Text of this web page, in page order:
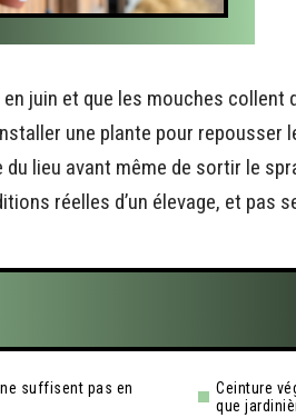
juin et que les mouches collent
une plante pour repousser
du lieu avant même de sortir le
réelles d’un élevage, et pas
suffisent pas en
Ceinture
que